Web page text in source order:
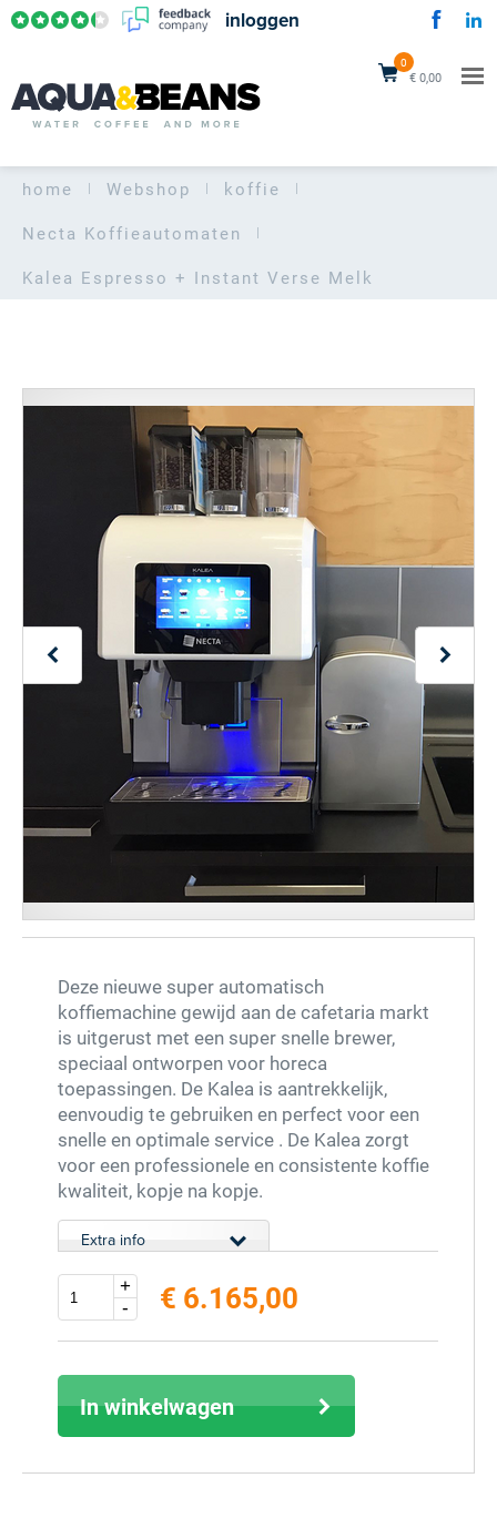
0
€ 0,00
inloggen
home Webshop
koffie
Necta Koffieautomaten
Kalea Espresso + Instant Verse Melk
Deze nieuwe super automatisch
koffiemachine gewijd aan de cafetaria markt
is uitgerust met een super snelle brewer,
speciaal ontworpen voor horeca
toepassingen. De Kalea is aantrekkelijk,
eenvoudig te gebruiken en perfect voor een
snelle en optimale service . De Kalea zorgt
voor een professionele en consistente koffie
kwaliteit, kopje na kopje.
Extra info
+
-
€ 6.165,00
In winkelwagen